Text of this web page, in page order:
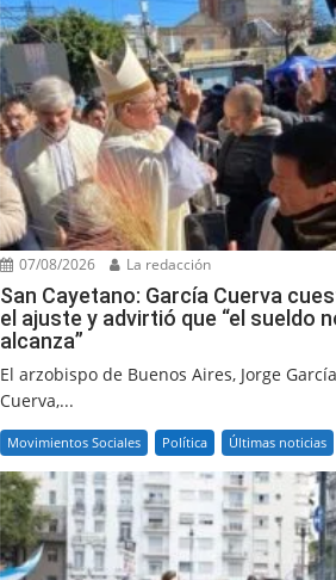
07/08/2026 La redacción
San Cayetano: García Cuerva
el ajuste y advirtió que “el sueldo
alcanza”
El arzobispo de Buenos Aires, Jorge García
Cuerva,...
Movimientos Sociales Política Últimas noticias